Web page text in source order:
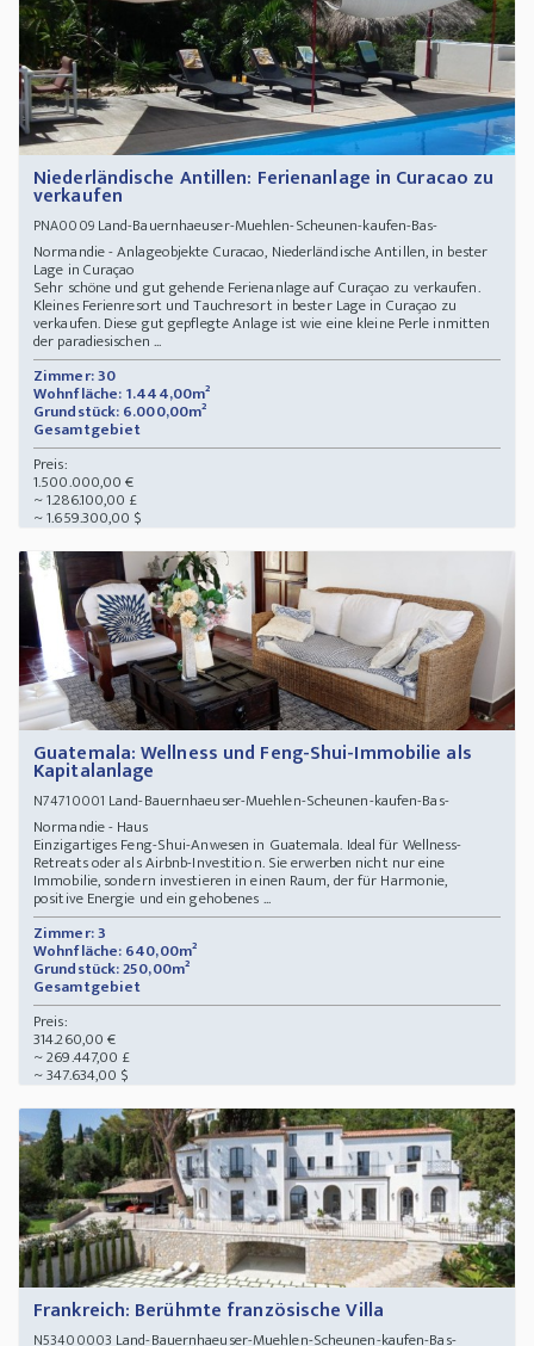
Niederländische Antillen: Ferienanlage in Curacao zu
verkaufen
PNA0009Land-Bauernhaeuser-Muehlen-Scheunen-kaufen-Bas-
Normandie - Anlageobjekte Curacao, Niederländische Antillen, in bester
Lage in Curaçao
Sehr schöne und gut gehende Ferienanlage auf Curaçao zu verkaufen.
Kleines Ferienresort und Tauchresort in bester Lage in Curaçao zu
verkaufen. Diese gut gepflegte Anlage ist wie eine kleine Perle inmitten
der paradiesischen ...
Zimmer: 30
Wohnfläche: 1.444,00m²
Grundstück: 6.000,00m²
Gesamtgebiet
Preis:
1.500.000,00 €
~ 1.286.100,00 £
~ 1.659.300,00 $
Guatemala: Wellness und Feng-Shui-Immobilie als
Kapitalanlage
N74710001 Land-Bauernhaeuser-Muehlen-Scheunen-kaufen-Bas-
Normandie - Haus
Einzigartiges Feng-Shui-Anwesen in Guatemala. Ideal für Wellness-
Retreats oder als Airbnb-Investition. Sie erwerben nicht nur eine
Immobilie, sondern investieren in einen Raum, der für Harmonie,
positive Energie und ein gehobenes ...
Zimmer: 3
Wohnfläche: 640,00m²
Grundstück: 250,00m²
Gesamtgebiet
Preis:
314.260,00 €
~ 269.447,00 £
~ 347.634,00 $
Frankreich: Berühmte französische Villa
N53400003 Land-Bauernhaeuser-Muehlen-Scheunen-kaufen-Bas-